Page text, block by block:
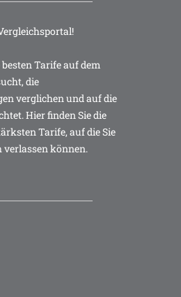
Tarife auf dem
die
verglichen und auf die
Hier finden Sie die
Tarife, auf die Sie
verlassen können.